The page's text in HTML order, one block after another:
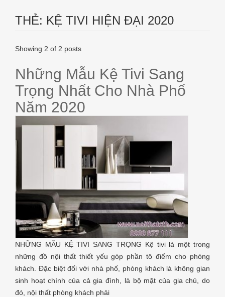
THẺ: KỆ TIVI HIỆN ĐẠI 2020
Showing 2 of 2 posts
Những Mẫu Kệ Tivi Sang
Trọng Nhất Cho Nhà Phố
Năm 2020
NHỮNG MẪU KỆ TIVI SANG TRỌNG Kệ tivi là một trong
những đồ nội thất thiết yếu góp phần tô điểm cho phòng
khách. Đặc biệt đối với nhà phố, phòng khách là không gian
sinh hoạt chính của cả gia đình, là bộ mặt của gia chủ, do
đó, nội thất phòng khách phải